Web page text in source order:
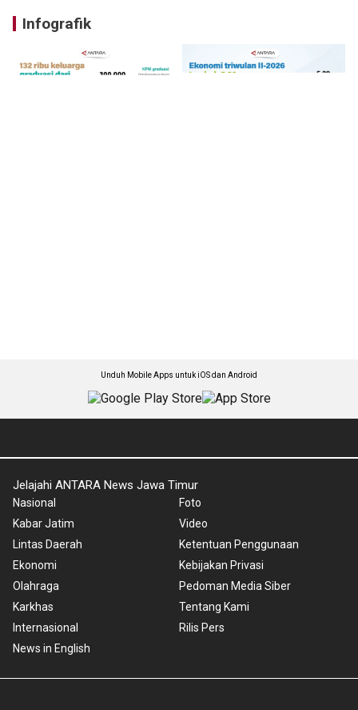
Infografik
Unduh Mobile Apps untuk iOS dan Android
Jelajahi ANTARA News Jawa Timur
Nasional
Kabar Jatim
Lintas Daerah
Ekonomi
Olahraga
Karkhas
Internasional
News in English
Foto
Video
Ketentuan Penggunaan
Kebijakan Privasi
Pedoman Media Siber
Tentang Kami
Rilis Pers